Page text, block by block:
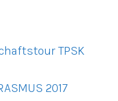
TPSK
2017